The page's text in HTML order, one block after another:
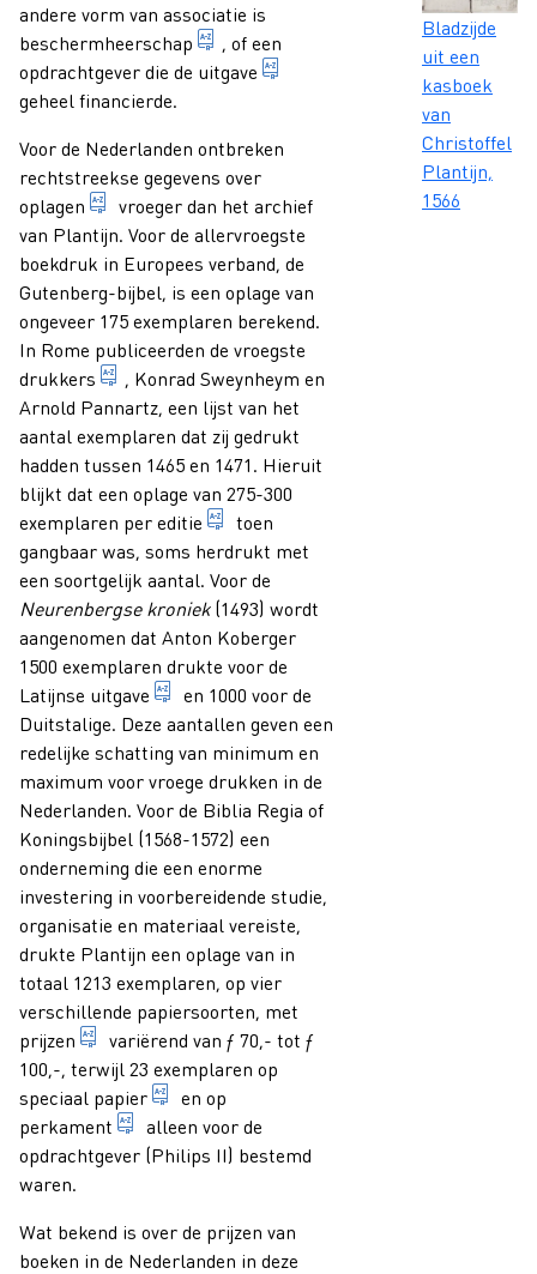
andere vorm van associatie is
beschermheerschap
bieden van ondersteuning en
, of een
opdrachtgever die de uitgave
1. aanduiding van elke
geheel financierde.
Voor de Nederlanden ontbreken
rechtstreekse gegevens over
oplagen
deel van een druk dat alle exemplaren bevat die
vroeger dan het archief
van Plantijn. Voor de allervroegste
boekdruk in Europees verband, de
Gutenberg-bijbel, is een oplage van
ongeveer 175 exemplaren berekend.
In Rome publiceerden de vroegste
drukkers
1. persoon die als ambacht het drukken van
, Konrad Sweynheym en
Arnold Pannartz, een lijst van het
aantal exemplaren dat zij gedrukt
hadden tussen 1465 en 1471. Hieruit
blijkt dat een oplage van 275-300
exemplaren pereditie 1. aanduiding van elke
toen
gangbaar was, soms herdrukt met
een soortgelijk aantal. Voor de
Neurenbergse kroniek(1493) wordt
aangenomen dat Anton Koberger
1500 exemplaren drukte voor de
Latijnse uitgave 1. aanduiding van elke presentatievorm
en 1000 voor de
Duitstalige. Deze aantallen geven een
redelijke schatting van minimum en
maximum voor vroege drukken in de
Nederlanden. Voor de Biblia Regia of
Koningsbijbel (1568-1572) een
onderneming die een enorme
investering in voorbereidende studie,
organisatie en materiaal vereiste,
drukte Plantijn een oplage van in
totaal 1213 exemplaren, op vier
verschillende papiersoorten, met
prijzen
het geldbedrag waarvoor een publicatie gekocht
variërend van ƒ 70,- tot ƒ
100,-, terwijl 23 exemplaren op
speciaal papier algemene term voor een materiaal,
en op
perkament
afgeschraapte en vaak gesplitste huid van
alleen voor de
opdrachtgever (Philips II) bestemd
waren.
Wat bekend is over de prijzen van
boeken in de Nederlanden in deze
Caption
Bladzijde
uit een
kasboek
van
Christoffel
Plantijn,
1566